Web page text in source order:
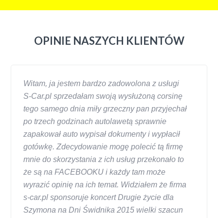
OPINIE NASZYCH KLIENTÓW
Witam, ja jestem bardzo zadowolona z usługi
S-Car.pl sprzedałam swoją wysłużoną corsinę
tego samego dnia miły grzeczny pan przyjechał
po trzech godzinach autolawetą sprawnie
zapakował auto wypisał dokumenty i wypłacił
gotówkę. Zdecydowanie mogę polecić tą firmę
mnie do skorzystania z ich usług przekonało to
że są na FACEBOOKU i każdy tam może
wyrazić opinię na ich temat. Widziałem że firma
s-car.pl sponsoruje koncert Drugie życie dla
Szymona na Dni Świdnika 2015 wielki szacun